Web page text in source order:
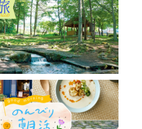
温泉・スパ その他施設 ごはん